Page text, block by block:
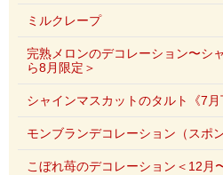
ミルクレープ
完熟メロンのデコレーション〜シ
ら8月限定＞
シャインマスカットのタルト《7月
モンブランデコレーション（スポ
こぼれ苺のデコレーション＜12月